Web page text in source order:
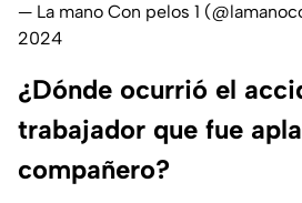
— La mano Con pelos 1
2024
¿Dónde ocurrió el
trabajador que fue
compañero?